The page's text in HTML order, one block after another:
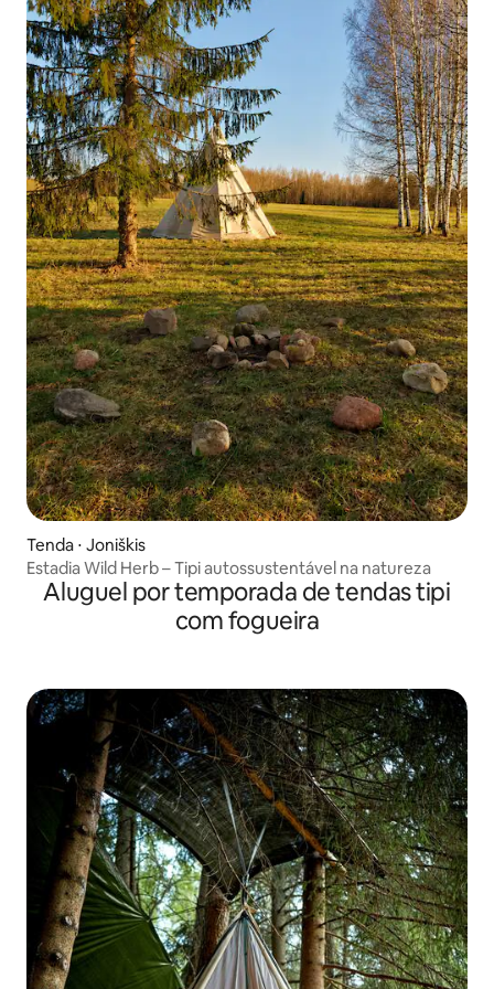
Tenda ⋅ Joniškis
Estadia Wild Herb – Tipi autossustentável na natureza
Aluguel por temporada de tendas tipi
com fogueira